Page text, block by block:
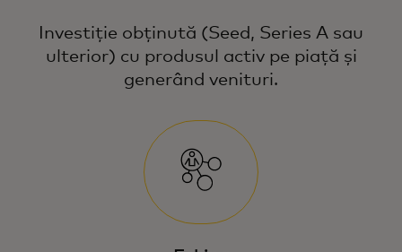
Investiție obținută (Seed, Series A sau
ulterior) cu produsul activ pe piață și
generând venituri.